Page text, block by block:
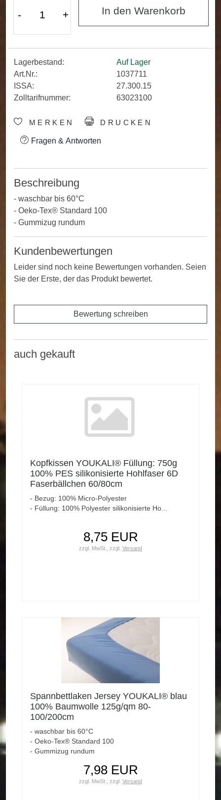
- + In den Warenkorb
Lagerbestand:
Auf Lager
Art.Nr.:
1037711
ISSA:
27.300.15
Zolltarifnummer:
63023100
MERKEN DRUCKEN
Fragen & Antworten
Beschreibung
- waschbar bis 60°C
- Oeko-Tex® Standard 100
- Gummizug rundum
Kundenbewertungen
Leider sind noch keine Bewertungen vorhanden. Seien
Sie der Erste, der das Produkt bewertet.
Bewertung schreiben
auch gekauft
Kopfkissen YOUKALI® Füllung: 750g
100% PES silikonisierte Hohlfaser 6D
Faserbällchen 60/80cm
- Bezug: 100% Micro-Polyester
- Füllung: 100% Polyester silikonisierte Ho...
8,75 EUR
zzgl. MwSt., zzgl. Versand
Spannbettlaken Jersey YOUKALI® blau
100% Baumwolle 125g/qm 80-
100/200cm
- waschbar bis 60°C
- Oeko-Tex® Standard 100
- Gummizug rundum
7,98 EUR
zzgl. MwSt., zzgl. Versand